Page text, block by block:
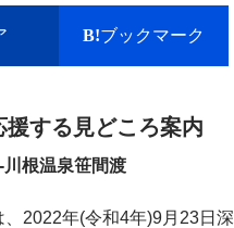
ブックマーク
する見どころ案内
根温泉笹間渡
2022年(令和4年)9月23日深